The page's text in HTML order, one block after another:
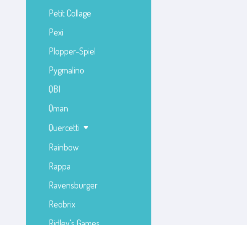
Petit Collage
Pexi
Plopper-Spiel
Pygmalino
QBI
Qman
Quercetti
Rainbow
Rappa
Ravensburger
Reobrix